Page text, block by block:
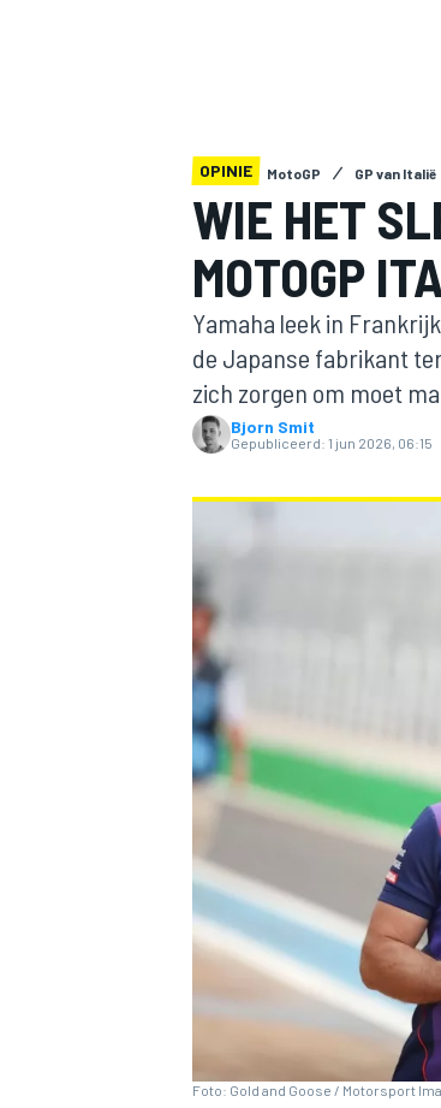
MOTOGP
INDYCAR
WEC
OPINIE MotoGP GP van Italië
WIE HET
MOTOGP
Yamaha leek in
de Japanse fabrikant
zich zorgen om moet
Bjorn Smit
Gepubliceerd: 1 jun 2026, 06:15
Foto: Gold and Goose / Motorsport